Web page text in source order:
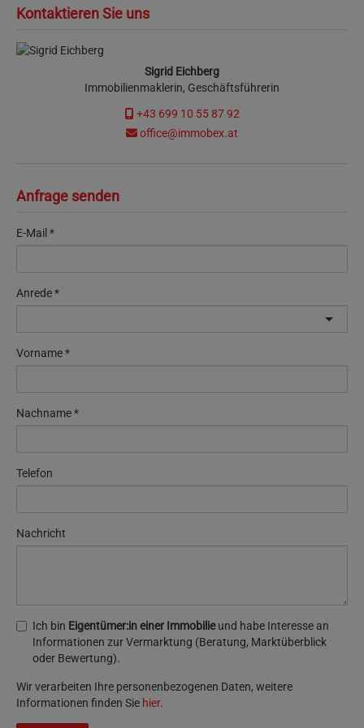
Kontaktieren Sie uns
Sigrid Eichberg
Immobilienmaklerin, Geschäftsführerin
+43 699 10 55 87 92
office@immobex.at
Anfrage senden
E-Mail
Anrede
Vorname
Nachname
Telefon
Nachricht
Ich bin Eigentümer:in einer Immobilieund habe Interesse an
Informationen zur Vermarktung (Beratung, Marktüberblick
oder Bewertung).
Wir verarbeiten Ihre personenbezogenen Daten, weitere
Informationen finden Sie hier.